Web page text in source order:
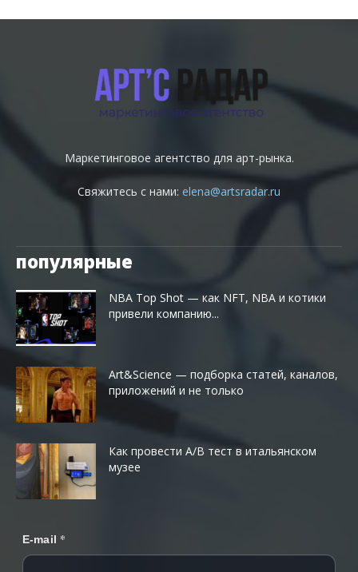
Маркетинговое агентство для арт-рынка.
Свяжитесь с нами: elena@artsradar.ru
популярные
NBA Top Shot — как NFT, NBA и котики
привели компанию...
Art&Science — подборка статей, каналов,
приложений и не только
Как провести A/B тест в итальянском
музее
E-mail *